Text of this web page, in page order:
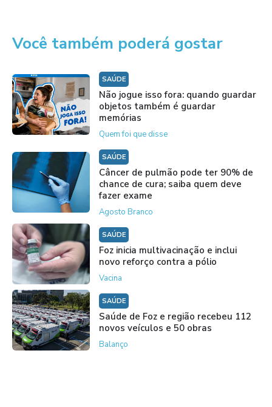
Você também poderá gostar
SAÚDE
Não jogue isso fora: quando guardar
objetos também é guardar
memórias
Quem foi que disse
SAÚDE
Câncer de pulmão pode ter 90% de
chance de cura; saiba quem deve
fazer exame
Agosto Branco
SAÚDE
Foz inicia multivacinação e inclui
novo reforço contra a pólio
Vacina
SAÚDE
Saúde de Foz e região recebeu 112
novos veículos e 50 obras
Balanço